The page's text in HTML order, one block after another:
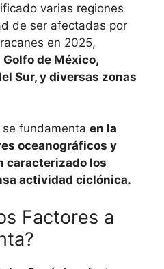
varias regiones
de ser afectadas por
en 2025,
de México,
Sur, y diversas zonas
fundamenta en la
oceanográficos y
caracterizado los
actividad ciclónica.
Factores a